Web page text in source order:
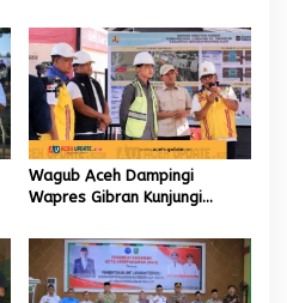
Wagub Aceh Dampingi
Wapres Gibran Kunjungi
Hidrometeorologi